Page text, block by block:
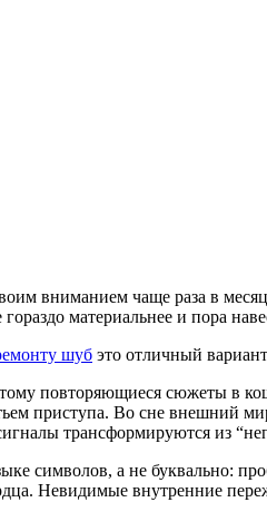
внима­нием чаще раза в
материальнее и пора
шуб это отличный
повторяющиеся сюжеты в
приступа. Во сне внешний
трансформируются из
символов, а не буквально:
Невидимые внутренние